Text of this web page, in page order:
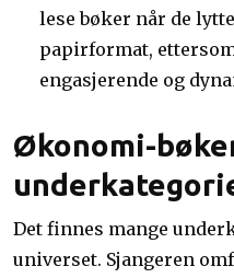
lese bøker når de
papirformat,
engasjerende og
Økonomi-
Det finnes mange
universet. Sjangeren